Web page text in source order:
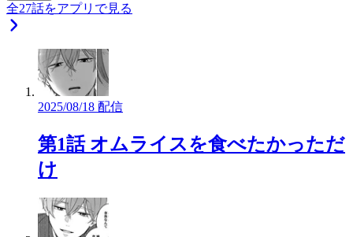
全27話をアプリで見る
2025/08/18 配信
第1話 オムライスを食べたかっただ
け